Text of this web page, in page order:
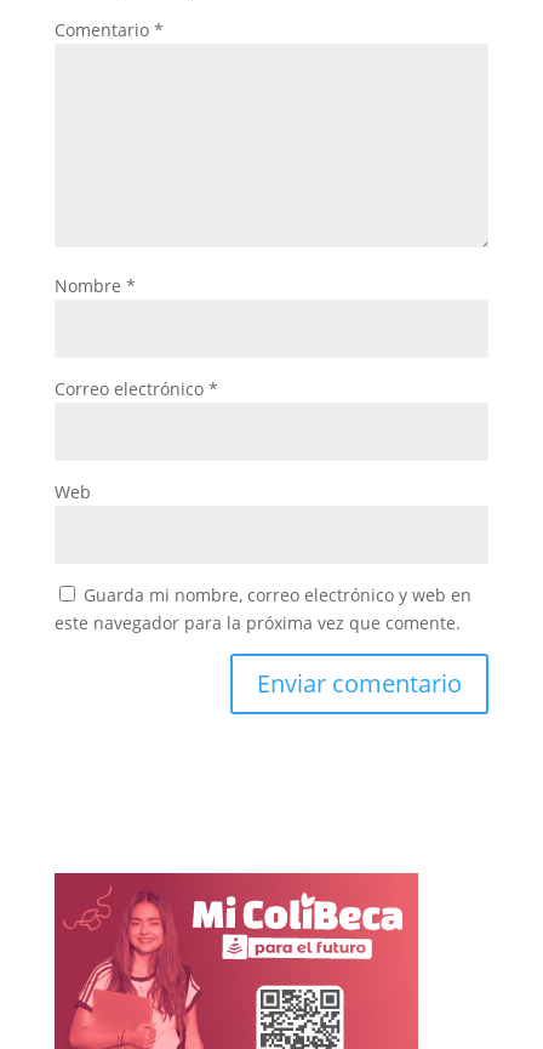
Comentario *
Nombre *
Correo electrónico *
Web
Guarda mi nombre, correo electrónico y web en
este navegador para la próxima vez que comente.